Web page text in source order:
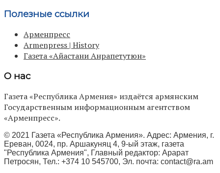
Полезные ссылки
Арменпресс
Armenpress | History
Газета «Айастани Анрапетутюн»
О нас
Газета «Республика Армения» издаётся армянским
Государственным информационным агентством
«Арменпресс».
© 2021 Газета «Республика Армения». Адрес: Армения, г.
Ереван, 0024, пр. Аршакуняц 4, 9-ый этаж, газета
"Республика Армения", Главный редактор: Арарат
Петросян, Тел.: +374 10 545700, Эл. почта: contact@ra.am